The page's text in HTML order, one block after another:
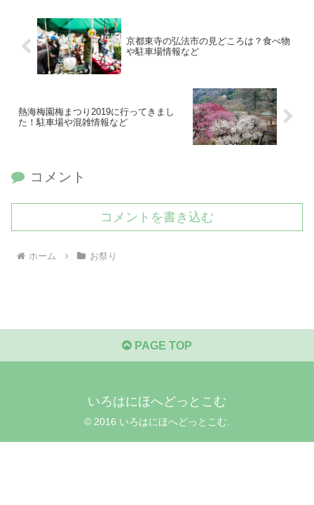
京都東寺の弘法市の見どころは？食べ物
や駐車場情報など
熱海梅園梅まつり2019に行ってきまし
た！駐車場や混雑情報など
コメント
コメントを書き込む
ホーム お祭り
PAGE TOP
いろはにほへどっとこむ
© 2016 いろはにほへどっとこむ.